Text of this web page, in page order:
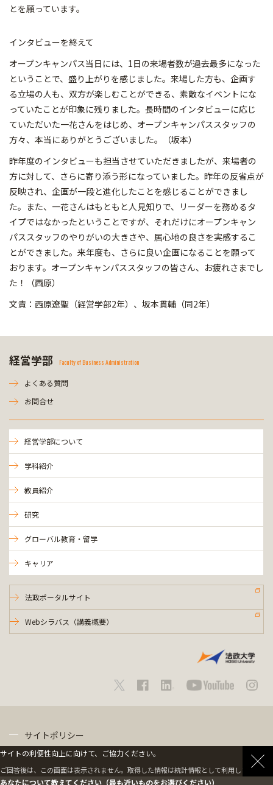
とを願っています。
インタビューを終えて
オープンキャンパス当日には、1日の来場者数が過去最多になった
ということで、盛り上がりを感じました。来場した方も、企画す
る立場の人も、双方が楽しむことができる、素敵なイベントにな
っていたことが印象に残りました。長時間のインタビューに応じ
ていただいた一花さんをはじめ、オープンキャンパススタッフの
方々、本当にありがとうございました。（坂本）
昨年度のインタビューも担当させていただきましたが、来場者の
方に対して、さらに寄り添う形になっていました。昨年の反省点が
反映され、企画が一段と進化したことを感じることができまし
た。また、一花さんはもともと人見知りで、リーダーを務めるタ
イプではなかったということですが、それだけにオープンキャン
パススタッフのやりがいの大きさや、居心地の良さを実感するこ
とができました。来年度も、さらに良い企画になることを願って
おります。オープンキャンパススタッフの皆さん、お疲れさまでし
た！（西原）
文責：西原遼聖（経営学部2年）、坂本貫輔（同2年）
経営学部 Faculty of Business Administration
よくある質問
お問合せ
経営学部について
学科紹介
教員紹介
研究
グローバル教育・留学
キャリア
法政ポータルサイト
Webシラバス（講義概要）
サイトポリシー
サイトの利便性向上に向けて、ご協力ください。
ご回答後は、この画面は表示されません。取得した情報は統計情報として利用します。
あなたについて教えてください（最も近いものをお選びください）